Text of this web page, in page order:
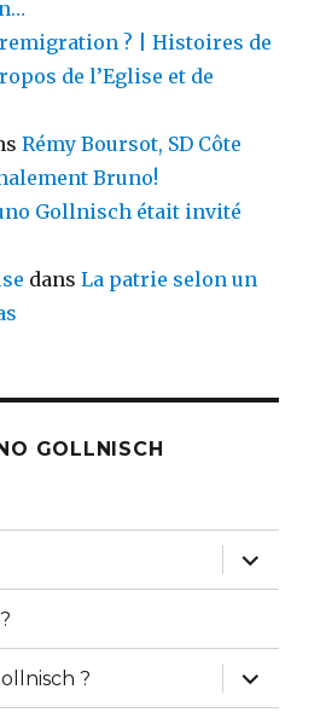
remigration ? | Histoires de
de l’Eglise et de
Rémy Boursot, SD Côte
Bruno!
Gollnisch était invité
dansLa patrie selon un
GOLLNISCH
ouvrir
le
sous-
?
ouvrir
le
sous-